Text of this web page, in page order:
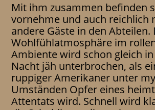
Mit ihm zusammen befinden
vornehme und auch reichlich
andere Gäste in den Abteilen.
Wohlfühlatmosphäre im
Ambiente wird schon gleich
Nacht jäh unterbrochen, als
ruppiger Amerikaner unter
Umständen Opfer eines
Attentats wird. Schnell wird